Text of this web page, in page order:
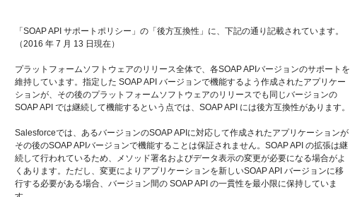
「SOAP API サポートポリシー」の「後方互換性」に、下記の通り記載されています。
（2016 年 7 月 13 日現在）
プラットフォームソフトウェアのリリース全体で、各SOAP APIバージョンのサポートを
維持しています。指定した SOAP API バージョンで機能するよう作成されたアプリケー
ションが、その後のプラットフォームソフトウェアのリリースでも同じバージョンの
SOAP API では継続して機能するという点では、SOAP API には後方互換性があります。
Salesforceでは、あるバージョンのSOAP APIに対応して作成されたアプリケーションが
その後のSOAP APIバージョンで機能することは保証されません。SOAP API の拡張は継
続して行われているため、メソッド署名およびデータ表示の変更が必要になる場合がよ
くあります。ただし、変更によりアプリケーションを新しいSOAP API バージョンに移
行する必要がある場合、バージョン間の SOAP API の一貫性を最小限に保持していま